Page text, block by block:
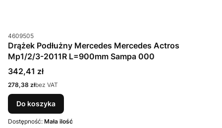
Kod produktu
4609505
Drążek Podłużny Mercedes Mercedes Actros
Mp1/2/3-2011R L=900mm Sampa 000
Cena
342,41 zł
Cena
278,38 złbez VAT
Do koszyka
Dostępność: Mała ilość